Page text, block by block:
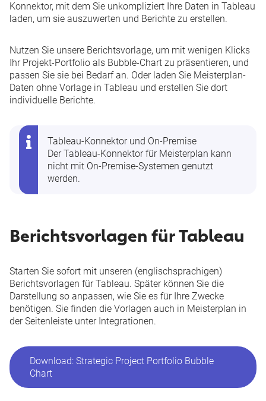
Konnektor, mit dem Sie unkompliziert Ihre Daten in Tableau
laden, um sie auszuwerten und Berichte zu erstellen.
Nutzen Sie unsere Berichtsvorlage, um mit wenigen Klicks
Ihr Projekt-Portfolio als Bubble-Chart zu präsentieren, und
passen Sie sie bei Bedarf an. Oder laden Sie Meisterplan-
Daten ohne Vorlage in Tableau und erstellen Sie dort
individuelle Berichte.
Tableau-Konnektor und On-Premise
Der Tableau-Konnektor für Meisterplan kann
nicht mit On-Premise-Systemen genutzt
werden.
Berichtsvorlagen für Tableau
Starten Sie sofort mit unseren (englischsprachigen)
Berichtsvorlagen für Tableau. Später können Sie die
Darstellung so anpassen, wie Sie es für Ihre Zwecke
benötigen. Sie finden die Vorlagen auch in Meisterplan in
der Seitenleiste unter Integrationen.
Download: Strategic Project Portfolio Bubble
Chart